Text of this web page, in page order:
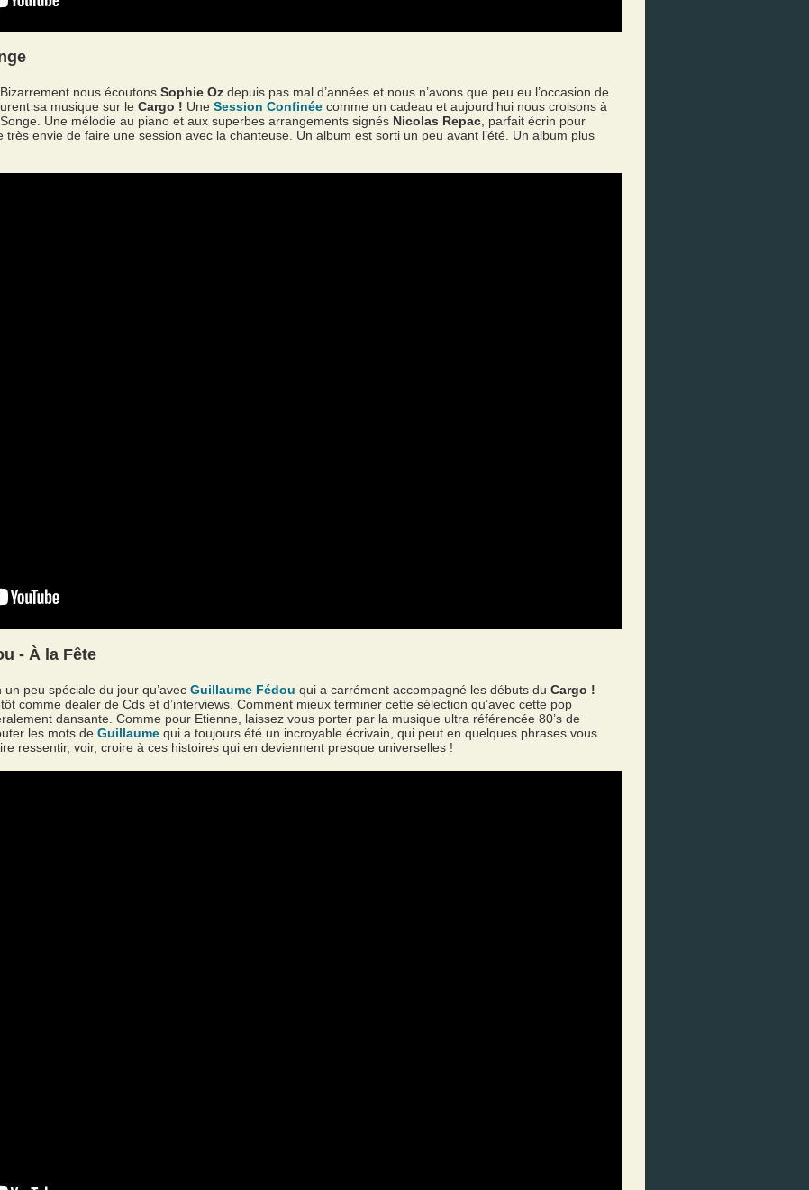
nous écoutons Sophie Oz depuis pas mal d’années et nous n’avons que peu eu l’occasion de
sa musique sur le Cargo ! Une Session Confinée comme un cadeau et aujourd’hui nous croisons à
Une mélodie au piano et aux superbes arrangements signés Nicolas Repac , parfait écrin pour
très envie de faire une session avec la chanteuse. Un album est sorti un peu avant l’été. Un album plus
- À la Fête
peu spéciale du jour qu’avec Guillaume Fédou qui a carrément accompagné les débuts du Cargo !
comme dealer de Cds et d’interviews. Comment mieux terminer cette sélection qu’avec cette pop
dansante. Comme pour Etienne, laissez vous porter par la musique ultra référencée 80’s de
les mots de Guillaume qui a toujours été un incroyable écrivain, qui peut en quelques phrases vous
ressentir, voir, croire à ces histoires qui en deviennent presque universelles !